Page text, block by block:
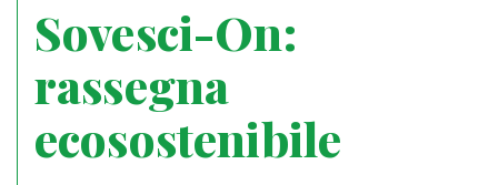
Sovesci-On:
rassegna
ecosostenibile